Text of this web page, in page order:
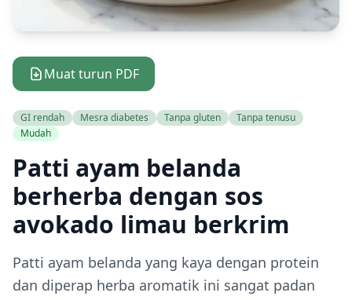
Muat turun PDF
GI rendah Mesra diabetes Tanpa gluten
Tanpa tenusu
Mudah
Patti ayam belanda
berherba dengan sos
avokado limau berkrim
Patti ayam belanda yang kaya dengan protein
dan diperap herba aromatik ini sangat padan